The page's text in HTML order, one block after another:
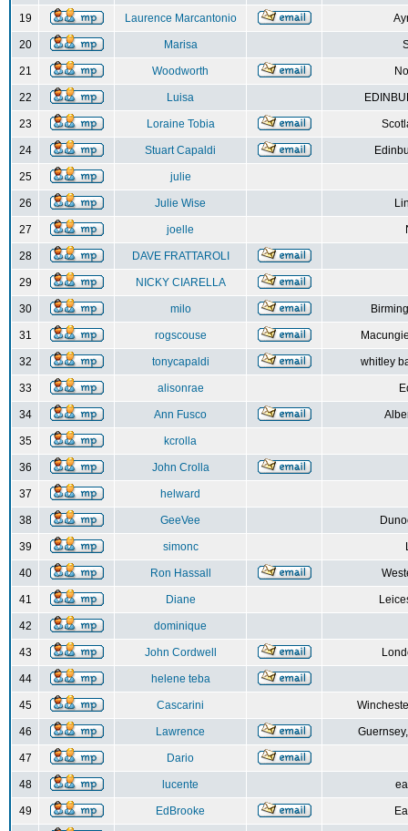
19 Laurence Marcantonio
20 Marisa
21 Woodworth
22 Luisa
23 Loraine Tobia
24 Stuart Capaldi
25 julie
26 Julie Wise
27 joelle
28 DAVE FRATTAROLI
29 NICKY CIARELLA
30 milo
31 rogscouse
32 tonycapaldi whitley
33 alisonrae
34 Ann Fusco
35 kcrolla
36 John Crolla
37 helward
38 GeeVee
39 simonc
40 Ron Hassall
41 Diane
42 dominique
43 John Cordwell
44 helene teba
45 Cascarini
46 Lawrence
47 Dario
48 lucente
49 EdBrooke